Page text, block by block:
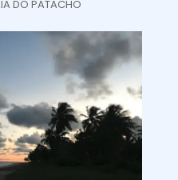
DO PATACHO